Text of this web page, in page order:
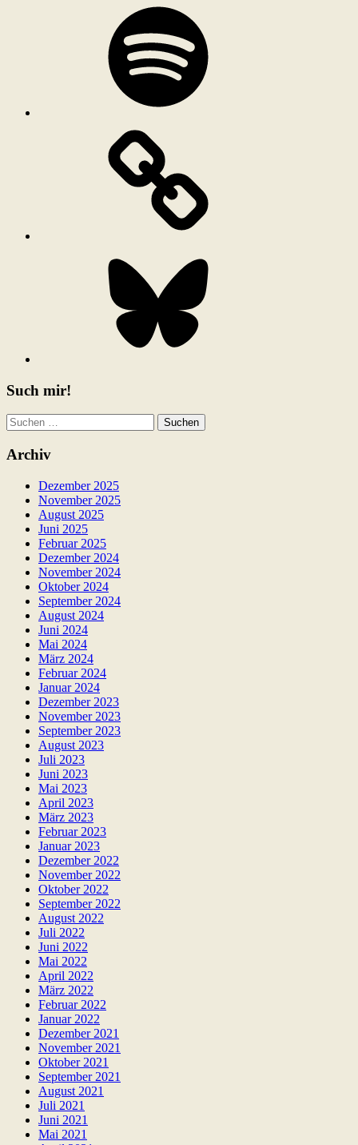
Such mir!
Suchen
nach:
Archiv
Dezember 2025
November 2025
August 2025
Juni 2025
Februar 2025
Dezember 2024
November 2024
Oktober 2024
September 2024
August 2024
Juni 2024
Mai 2024
März 2024
Februar 2024
Januar 2024
Dezember 2023
November 2023
September 2023
August 2023
Juli 2023
Juni 2023
Mai 2023
April 2023
März 2023
Februar 2023
Januar 2023
Dezember 2022
November 2022
Oktober 2022
September 2022
August 2022
Juli 2022
Juni 2022
Mai 2022
April 2022
März 2022
Februar 2022
Januar 2022
Dezember 2021
November 2021
Oktober 2021
September 2021
August 2021
Juli 2021
Juni 2021
Mai 2021